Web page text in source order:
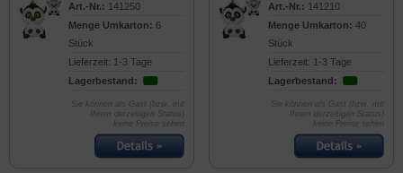
Art.-Nr.: 141250
Menge Umkarton: 6
Stück
Lieferzeit: 1-3 Tage
Lagerbestand:
Sie können als Gast (bzw. mit
Ihrem derzeitigen Status)
keine Preise sehen
Art.-Nr.: 141210
Menge Umkarton: 40
Stück
Lieferzeit: 1-3 Tage
Lagerbestand:
Sie können als Gast (bzw. mit
Ihrem derzeitigen Status)
keine Preise sehen